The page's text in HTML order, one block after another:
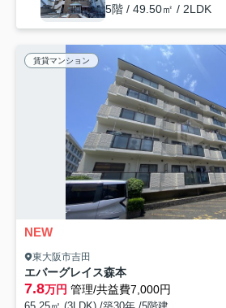
5階 / 49.50㎡ / 2LDK
賃貸マンション
NEW
東大阪市吉田
エバーグレイス森本
7.8万円 管理/共益費7,000円